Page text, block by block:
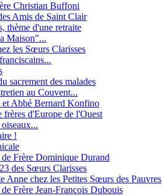
Christian Buffoni
Amis de Saint Clair
thème d'une retraite
Maison"...
les Sœurs Clarisses
sacrement des malades
au Couvent...
et Abbé Bernard Konfino
frères d'Europe de l'Ouest
!
Frère Dominique Durand
des Sœurs Clarisses
Anne chez les Petites Sœurs des Pauvres
Frère Jean-François Dubouis